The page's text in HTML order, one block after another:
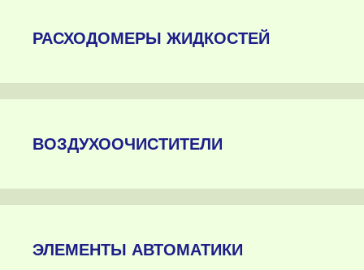
РАСХОДОМЕРЫ ЖИДКОСТЕЙ
ВОЗДУХООЧИСТИТЕЛИ
ЭЛЕМЕНТЫ АВТОМАТИКИ